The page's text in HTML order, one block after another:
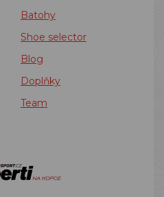
Batohy
Shoe selector
Blog
Doplňky
Team